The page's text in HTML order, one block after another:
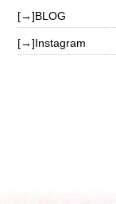
[→]BLOG
[→]Instagram